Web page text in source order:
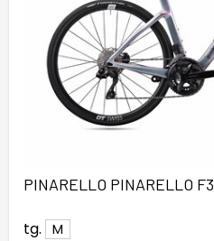
PINARELLO PINARELLO F3
tg. M